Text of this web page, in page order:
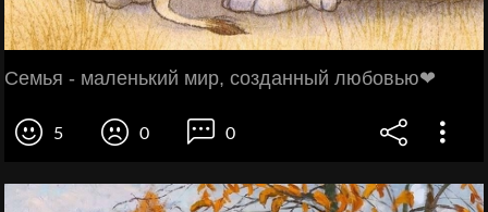
Семья - маленький мир, созданный любовью❤
5 0 0